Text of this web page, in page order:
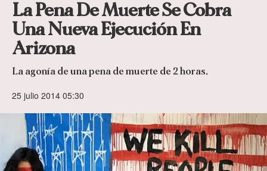
La Pena De Muerte Se Cobra
Una Nueva Ejecución En
Arizona
La agonía de una pena de muerte de 2 horas.
25 julio 2014 05:30